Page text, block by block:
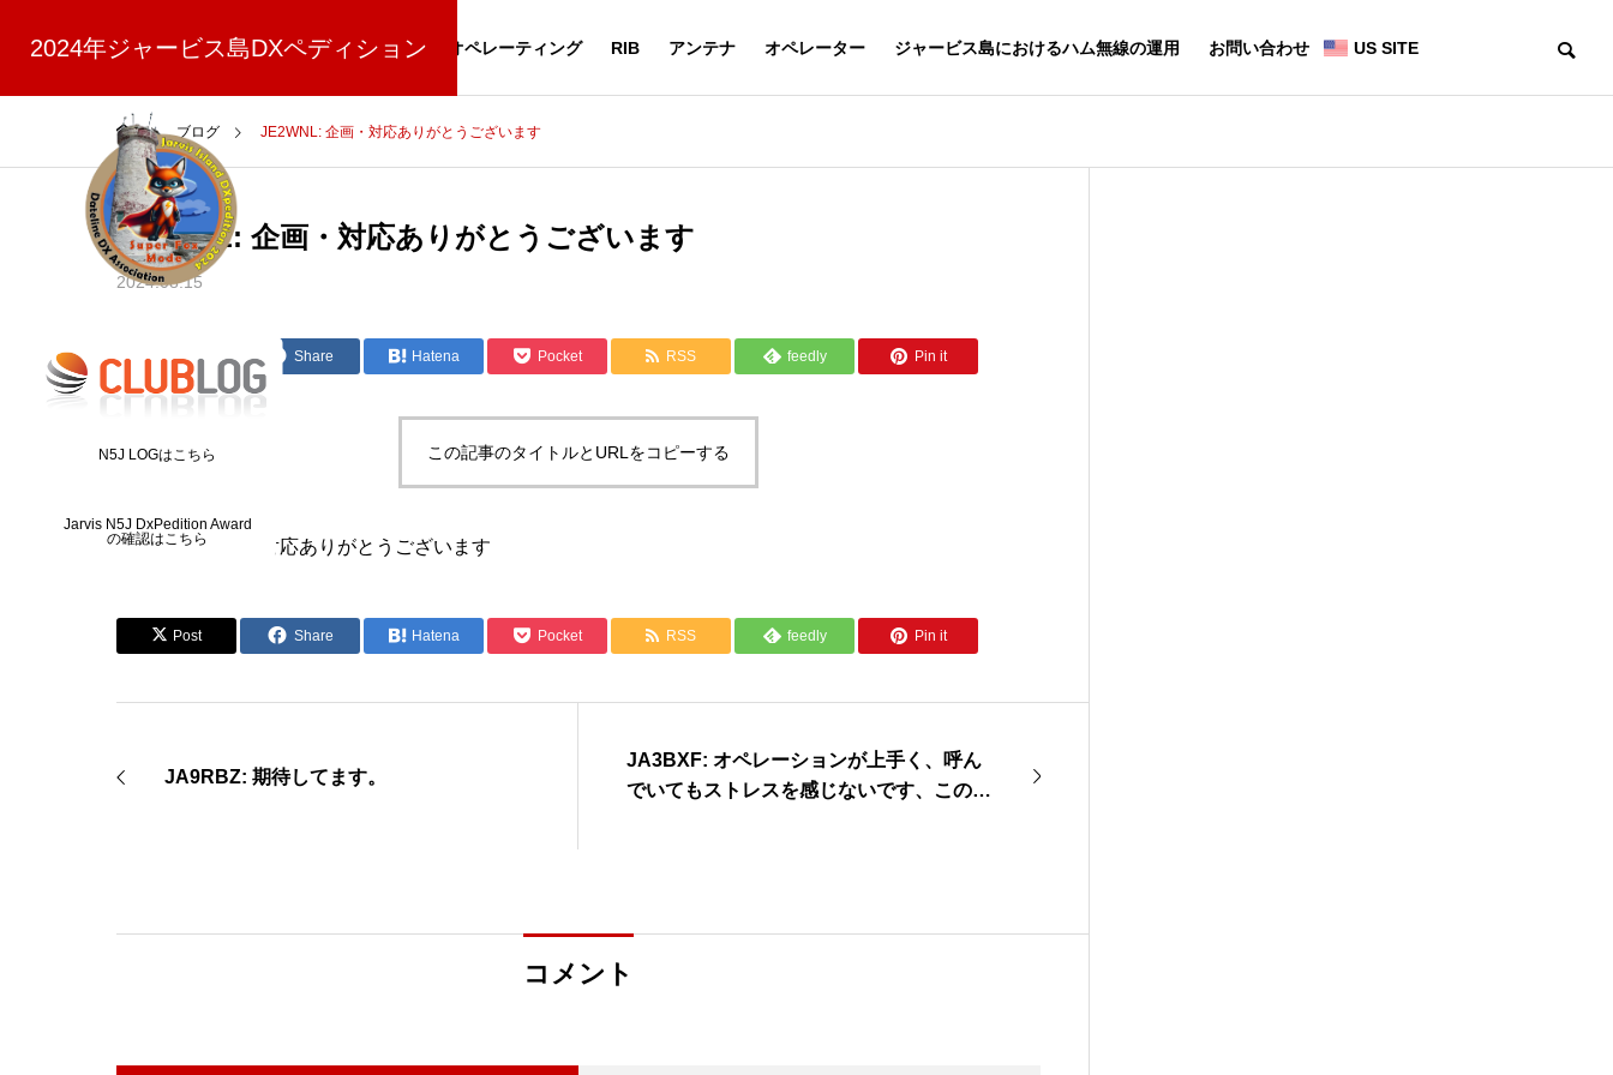
2024年ジャービス島DXペディション
NEWS スポンサー 寄付 オペレーティング RIB アンテナ オペレーター ジャービス島におけるハム無線の運用 お問い合わせ US SITE
N5J LOGはこちら
Jarvis N5J DxPedition Award
の確認はこちら
ブログ JE2WNL: 企画・対応ありがとうございます
JE2WNL: 企画・対応ありがとうございます
2024.08.15
Post Share Hatena Pocket RSS feedly Pin it
この記事のタイトルとURLをコピーする
JE2WNL: 企画・対応ありがとうございます
Post Share Hatena Pocket RSS feedly Pin it
JA9RBZ: 期待してます。
JA3BXF: オペレーションが上手く、呼ん
でいてもストレスを感じないです、このま
コメント